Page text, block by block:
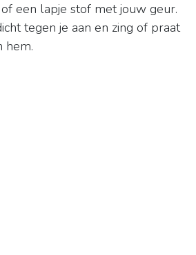
een lapje stof met jouw geur.
tegen je aan en zing of praat
hem.